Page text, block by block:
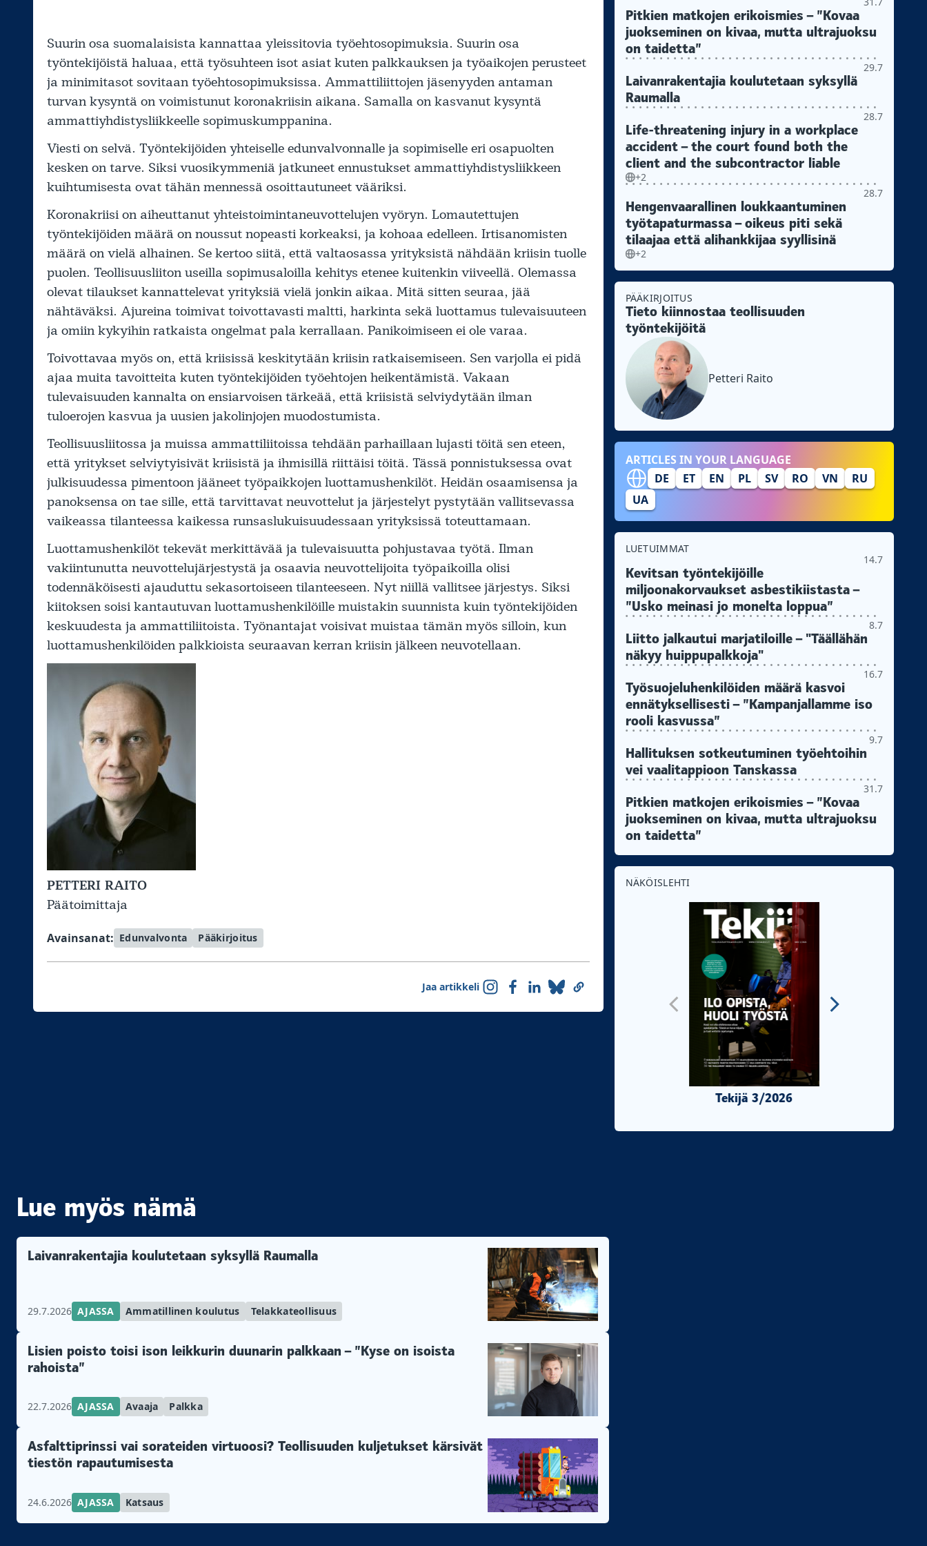
Suurin osa suomalaisista kannattaa yleissitovia työehtosopimuksia. Suurin osa
työntekijöistä haluaa, että työsuhteen isot asiat kuten palkkauksen ja työaikojen perusteet
ja minimitasot sovitaan työehtosopimuksissa. Ammattiliittojen jäsenyyden antaman
turvan kysyntä on voimistunut koronakriisin aikana. Samalla on kasvanut kysyntä
ammattiyhdistysliikkeelle sopimuskumppanina.
Viesti on selvä. Työntekijöiden yhteiselle edunvalvonnalle ja sopimiselle eri osapuolten
kesken on tarve. Siksi vuosikymmeniä jatkuneet ennustukset ammattiyhdistysliikkeen
kuihtumisesta ovat tähän mennessä osoittautuneet vääriksi.
Koronakriisi on aiheuttanut yhteistoimintaneuvottelujen vyöryn. Lomautettujen
työntekijöiden määrä on noussut nopeasti korkeaksi, ja kohoaa edelleen. Irtisanomisten
määrä on vielä alhainen. Se kertoo siitä, että valtaosassa yrityksistä nähdään kriisin tuolle
puolen. Teollisuusliiton useilla sopimusaloilla kehitys etenee kuitenkin viiveellä. Olemassa
olevat tilaukset kannattelevat yrityksiä vielä jonkin aikaa. Mitä sitten seuraa, jää
nähtäväksi. Ajureina toimivat toivottavasti maltti, harkinta sekä luottamus tulevaisuuteen
ja omiin kykyihin ratkaista ongelmat pala kerrallaan. Panikoimiseen ei ole varaa.
Toivottavaa myös on, että kriisissä keskitytään kriisin ratkaisemiseen. Sen varjolla ei pidä
ajaa muita tavoitteita kuten työntekijöiden työehtojen heikentämistä. Vakaan
tulevaisuuden kannalta on ensiarvoisen tärkeää, että kriisistä selviydytään ilman
tuloerojen kasvua ja uusien jakolinjojen muodostumista.
Teollisuusliitossa ja muissa ammattiliitoissa tehdään parhaillaan lujasti töitä sen eteen,
että yritykset selviytyisivät kriisistä ja ihmisillä riittäisi töitä. Tässä ponnistuksessa ovat
julkisuudessa pimentoon jääneet työpaikkojen luottamushenkilöt. Heidän osaamisensa ja
panoksensa on tae sille, että tarvittavat neuvottelut ja järjestelyt pystytään vallitsevassa
vaikeassa tilanteessa kaikessa runsaslukuisuudessaan yrityksissä toteuttamaan.
Luottamushenkilöt tekevät merkittävää ja tulevaisuutta pohjustavaa työtä. Ilman
vakiintunutta neuvottelujärjestystä ja osaavia neuvottelijoita työpaikoilla olisi
todennäköisesti ajauduttu sekasortoiseen tilanteeseen. Nyt niillä vallitsee järjestys. Siksi
kiitoksen soisi kantautuvan luottamushenkilöille muistakin suunnista kuin työntekijöiden
keskuudesta ja ammattiliitoista. Työnantajat voisivat muistaa tämän myös silloin, kun
luottamushenkilöiden palkkioista seuraavan kerran kriisin jälkeen neuvotellaan.
PETTERI RAITO
Päätoimittaja
Avainsanat: Edunvalvonta Pääkirjoitus
Jaa artikkeli
Pitkien matkojen erikoismies – ”Kovaa
juokseminen on kivaa, mutta ultrajuoksu
on taidetta”
29.7
Laivanrakentajia koulutetaan syksyllä
Raumalla
28.7
Life-threatening injury in a workplace
accident – the court found both the
client and the subcontractor liable
+2
28.7
Hengenvaarallinen loukkaantuminen
työtapaturmassa – oikeus piti sekä
tilaajaa että alihankkijaa syyllisinä
+2
PÄÄKIRJOITUS
Tieto kiinnostaa teollisuuden
työntekijöitä
Petteri Raito
ARTICLES IN YOUR LANGUAGE
DE
ET EN PL SV RO VN
RU
UA
LUETUIMMAT
14.7
Kevitsan työntekijöille
miljoonakorvaukset asbestikiistasta –
”Usko meinasi jo monelta loppua”
8.7
Liitto jalkautui marjatiloille – "Täällähän
näkyy huippupalkkoja"
16.7
Työsuojeluhenkilöiden määrä kasvoi
ennätyksellisesti – ”Kampanjallamme iso
rooli kasvussa”
9.7
Hallituksen sotkeutuminen työehtoihin
vei vaalitappioon Tanskassa
31.7
Pitkien matkojen erikoismies – ”Kovaa
juokseminen on kivaa, mutta ultrajuoksu
on taidetta”
NÄKÖISLEHTI
Tekijä 3/2026
Lue myös nämä
Laivanrakentajia koulutetaan syksyllä Raumalla
29.7.2026 AJASSA Ammatillinen koulutus Telakkateollisuus
Lisien poisto toisi ison leikkurin duunarin palkkaan – ”Kyse on isoista
rahoista”
22.7.2026 AJASSA Avaaja Palkka
Asfalttiprinssi vai sorateiden virtuoosi? Teollisuuden kuljetukset kärsivät
tiestön rapautumisesta
24.6.2026 AJASSA Katsaus